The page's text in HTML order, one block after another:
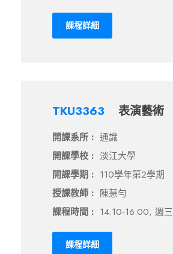
課程詳細
TKU3363 表演藝術
開課系所 : 通識
開課學校 : 淡江大學
開課學期 : 110學年第2學期
授課教師 : 陳慧勻
課程時間 : 14:10-16:00, 週三
課程詳細